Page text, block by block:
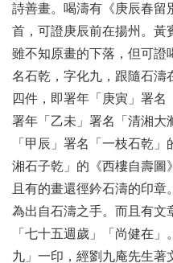
詩善畫。喝濤有《庚辰春留
首，可證庚辰前在揚州。黃
雖不知原畫的下落，但可證
名石乾，字化九，跟隨石
四件，即署年「庚寅」署名
署年「乙未」署名「清湘
「甲辰」署名「一枝石乾
湘石子乾」的《西樓自壽
且有的畫還徑鈐石濤的印
為出自石濤之手。而且有
「七十五週歲」「尚健在
九」一印，經劉九庵先生